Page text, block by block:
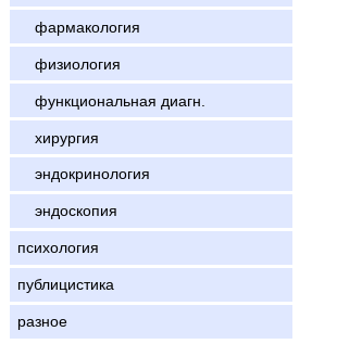
фармакология
физиология
функциональная диагн.
хирургия
эндокринология
эндоскопия
психология
публицистика
разное